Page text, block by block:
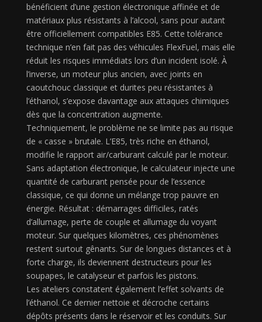
bénéficient d’une gestion électronique affinée et de
matériaux plus résistants à l’alcool, sans pour autant
être officiellement compatibles E85. Cette tolérance
technique n’en fait pas des véhicules FlexFuel, mais elle
réduit les risques immédiats lors d’un incident isolé. À
l’inverse, un moteur plus ancien, avec joints en
caoutchouc classique et durites peu résistantes à
l’éthanol, s’expose davantage aux attaques chimiques
dès que la concentration augmente.
Techniquement, le problème ne se limite pas au risque
de « casse » brutale. L’E85, très riche en éthanol,
modifie le rapport air/carburant calculé par le moteur.
Sans adaptation électronique, le calculateur injecte une
quantité de carburant pensée pour de l’essence
classique, ce qui donne un mélange trop pauvre en
énergie. Résultat : démarrages difficiles, ratés
d’allumage, perte de couple et allumage du voyant
moteur. Sur quelques kilomètres, ces phénomènes
restent surtout gênants. Sur de longues distances et à
forte charge, ils deviennent destructeurs pour les
soupapes, le catalyseur et parfois les pistons.
Les ateliers constatent également l’effet solvants de
l’éthanol. Ce dernier nettoie et décroche certains
dépôts présents dans le réservoir et les conduits. Sur